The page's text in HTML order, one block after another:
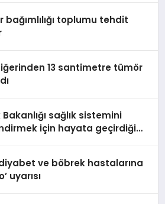
bağımlılığı toplumu tehdit
13 santimetre tümör
Bakanlığı sağlık sistemini
için hayata geçirdiği
ve böbrek hastalarına
uyarısı